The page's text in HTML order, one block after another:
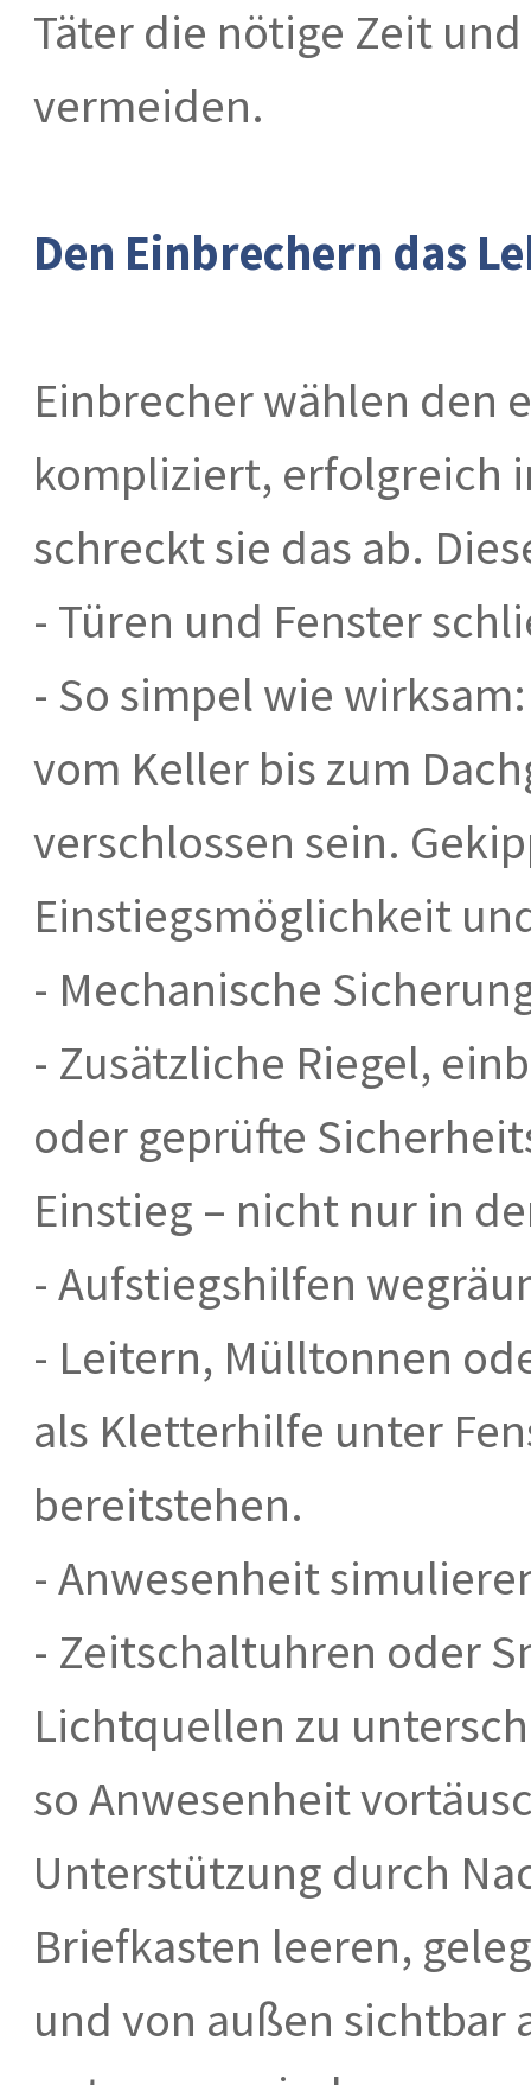
Täter die nötige Zeit
vermeiden.
Den Einbrechern das
Einbrecher wählen den
kompliziert, erfolgreich
schreckt sie das ab.
- Türen und Fenster
- So simpel wie
vom Keller bis zum
verschlossen sein.
Einstiegsmöglichkeit
- Mechanische
- Zusätzliche Riegel,
oder geprüfte
Einstieg – nicht nur in
- Aufstiegshilfen
- Leitern, Mülltonnen
als Kletterhilfe unter
bereitstehen.
- Anwesenheit
- Zeitschaltuhren oder
Lichtquellen zu
so Anwesenheit
Unterstützung durch
Briefkasten leeren,
und von außen sichtbar